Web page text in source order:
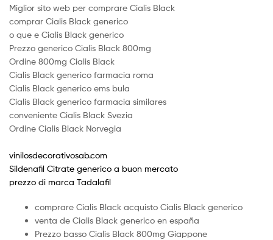
Miglior sito web per comprare Cialis Black
comprar Cialis Black generico
o que e Cialis Black generico
Prezzo generico Cialis Black 800mg
Ordine 800mg Cialis Black
Cialis Black generico farmacia roma
Cialis Black generico ems bula
Cialis Black generico farmacia similares
conveniente Cialis Black Svezia
Ordine Cialis Black Norvegia
vinilosdecorativosab.com
Sildenafil Citrate generico a buon mercato
prezzo di marca Tadalafil
comprare Cialis Black acquisto Cialis Black generico
venta de Cialis Black generico en españa
Prezzo basso Cialis Black 800mg Giappone